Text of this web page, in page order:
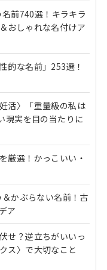
名前740選！キラキラ
おしゃれな名付けア
的な名前」253選！
活〉「重量級の私は
現実を目の当たりに
厳選！かっこいい・
＆かぶらない名前！古
ア
せ？逆立ちがいいっ
ス〉で大切なこと